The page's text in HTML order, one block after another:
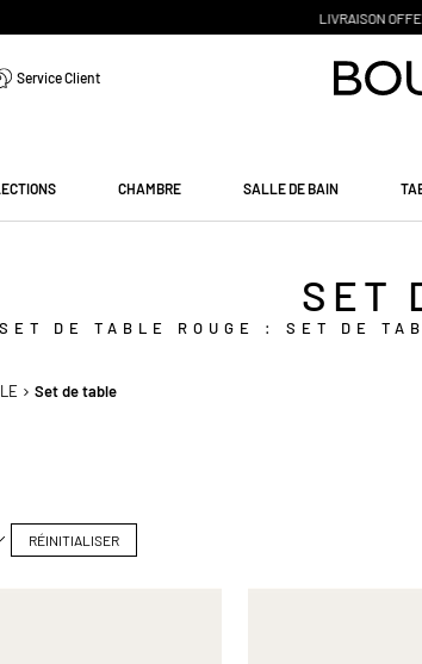
Service Client
CHAMBRE SALLE DE BAIN
SET DE TABLE ROUGE : SET DE
SET
Set de table
RÉINITIALISER